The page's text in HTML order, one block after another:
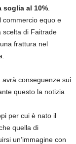
soglia al 10%
commercio equo e
scelta di Faitrade
frattura nel
conseguenze sui
questo la notizia
per cui è nato il
quella di
un’immagine con